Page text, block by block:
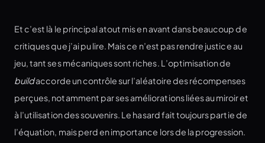
Et c’est là le principal atout mis en avant dans beaucoup de
critiques que j’ai pu lire. Mais ce n’est pas rendre justice au
jeu, tant ses mécaniques sont riches. L’optimisation de
buildaccorde un contrôle sur l’aléatoire des récompenses
perçues, notamment par ses améliorations liées au miroir et
à l’utilisation des souvenirs. Le hasard fait toujours partie de
l’équation, mais perd en importance lors de la progression.